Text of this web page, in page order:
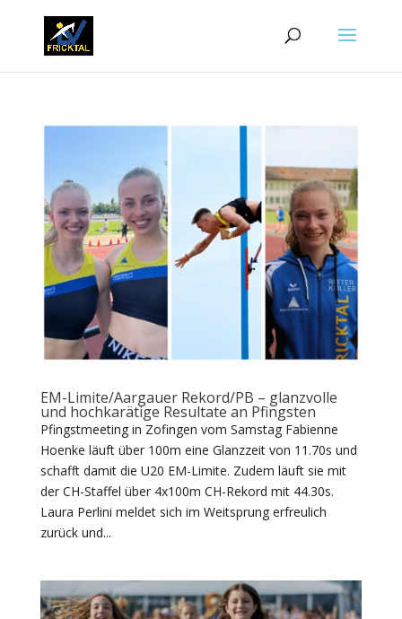
EM-Limite/Aargauer Rekord/PB – glanzvolle
und hochkarätige Resultate an Pfingsten
Pfingstmeeting in Zofingen vom Samstag Fabienne
Hoenke läuft über 100m eine Glanzzeit von 11.70s und
schafft damit die U20 EM-Limite. Zudem läuft sie mit
der CH-Staffel über 4x100m CH-Rekord mit 44.30s.
Laura Perlini meldet sich im Weitsprung erfreulich
zurück und...